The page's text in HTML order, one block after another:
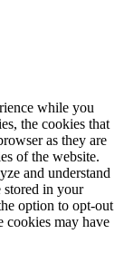
while you
the cookies that
as they are
of the website.
and understand
stored in your
option to opt-out
cookies may have